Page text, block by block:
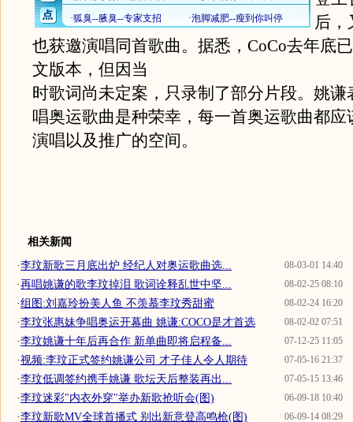
后，
也获邀演唱同首歌曲。据悉，CoCo去年底
文版本，但因当
时歌词尚未定案，只录制了部分片段。姚谦
唱奥运歌曲是种荣幸，每一首奥运歌曲都应
演唱以及推广的空间。
相关新闻
08-03-01 14:40
·李玟新歌三月底出炉 经纪人对奥运歌曲选...
08-02-25 08:10
·再唱姚谦的歌李玟掉泪 歌词诠释乱世中坚...
08-02-24 16:20
·组图:刘嘉玲扮美人鱼 不羡慕李玟秀甜蜜
08-02-02 07:51
·李玟张惠妹争唱奥运开幕曲 姚谦:COCO是才首选
07-12-25 11:05
·李玟姚谦十年后再合作 新单曲即将启程备...
07-05-16 21:37
·视频:李玟正式签约姚谦公司 才子佳人令人期待
07-05-15 13:46
·李玟低调签约携手姚谦 歌坛天后整装再出...
06-09-18 10:40
·李玟迷彩"内衣外穿"举办新歌抢听会(图)
06-09-14 08:29
·李玟新歌MV全球首播式 别出新意登高鸣枪(图)